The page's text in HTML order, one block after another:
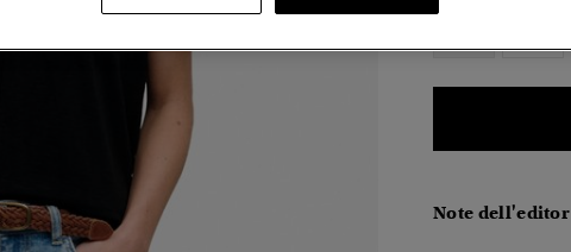
Note dell'editor